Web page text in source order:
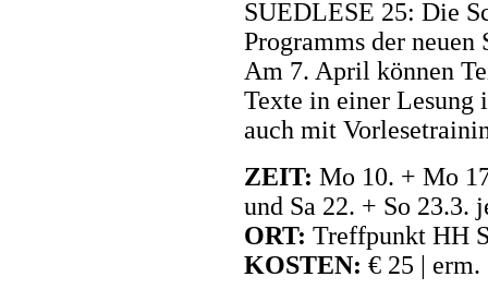
SUEDLESE 25: Die
Programms der
Am 7. April können
Texte in einer Lesung
auch mit
ZEIT: Mo 10. + Mo
und Sa 22. + So 23.3.
ORT: Treffpunkt HH
KOSTEN: € 25 | erm.